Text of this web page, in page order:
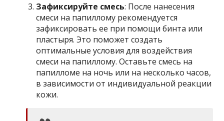
Зафиксируйте смесь: После нанесения
смеси на папиллому рекомендуется
зафиксировать ее при помощи бинта или
пластыря. Это поможет создать
оптимальные условия для воздействия
смеси на папиллому. Оставьте смесь на
папилломе на ночь или на несколько часов,
в зависимости от индивидуальной реакции
кожи.